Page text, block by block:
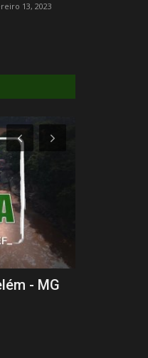
13, 2023
- MG